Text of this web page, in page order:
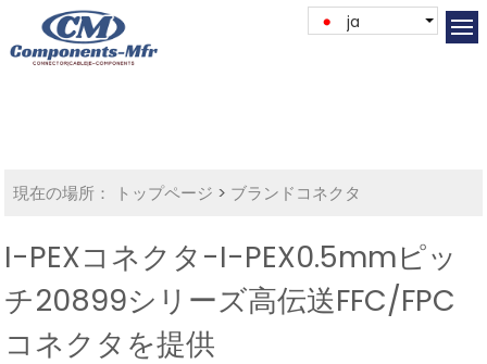
ja
現在の場所： トップページ > ブランドコネクタ
I-PEXコネクタ-I-PEX0.5mmピッ
チ20899シリーズ高伝送FFC/FPC
コネクタを提供